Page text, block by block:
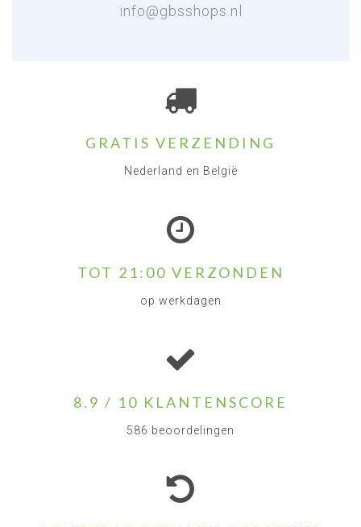
info@gbsshops.nl
GRATIS VERZENDING
Nederland en België
TOT 21:00 VERZONDEN
op werkdagen
8.9 / 10 KLANTENSCORE
586 beoordelingen